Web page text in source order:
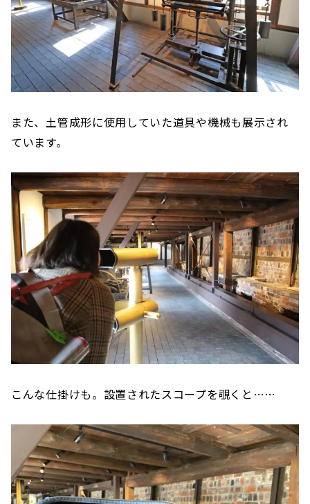
また、土管成形に使用していた道具や機械も展示され
ています。
こんな仕掛けも。設置されたスコープを覗くと……